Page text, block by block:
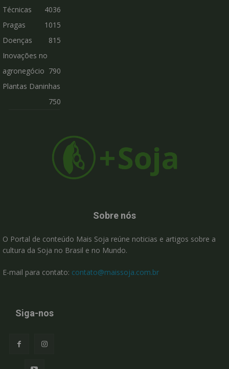
Técnicas
4036
Pragas
1015
Doenças
815
Inovações no
agronegócio 790
Plantas Daninhas
750
Sobre nós
O Portal de conteúdo Mais Soja reúne noticias e artigos sobre a
cultura da Soja no Brasil e no Mundo.
E-mail para contato: contato@maissoja.com.br
Siga-nos